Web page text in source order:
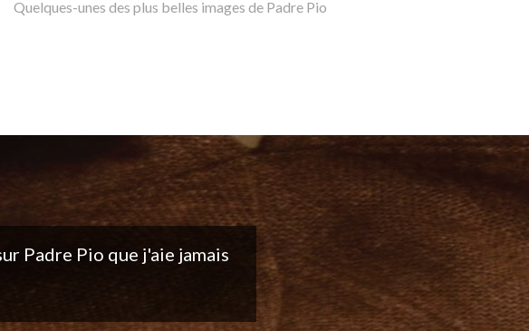
Quelques-unes des plus belles images de Padre Pio
Continuez votre